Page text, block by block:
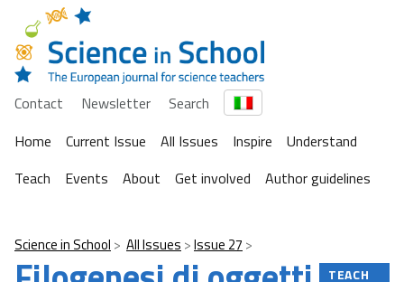
Contact Newsletter
Search
Home
Current Issue All Issues Inspire
Understand
Teach
Events About Get involved Author guidelines
Science in School All Issues Issue 27
TEACH